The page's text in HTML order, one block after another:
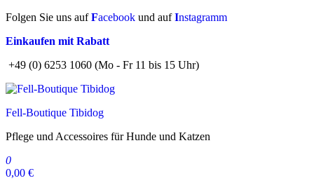
Zum
springen
Folgen Sie uns aufFacebook und aufInstagramm
Einkaufen mit Rabatt
+49 (0) 6253 1060 (Mo - Fr 11 bis 15 Uhr)
Fell-Boutique Tibidog
Pflege und Accessoires für Hunde und Katzen
0
0,00 €